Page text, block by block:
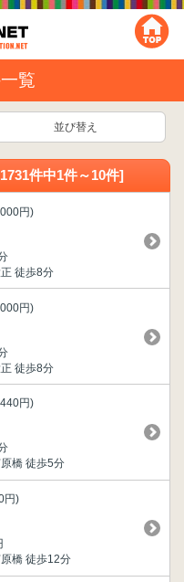
覧
並び替え
件中1件～10件]
円)
正 徒歩8分
円)
正 徒歩8分
円)
橋 徒歩5分
円)
橋 徒歩12分